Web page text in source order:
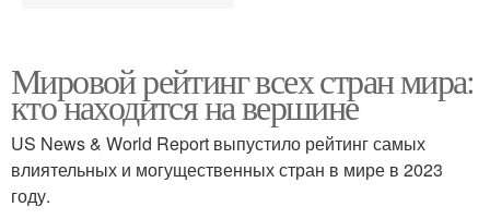
Мировой рейтинг всех стран мира:
кто находится на вершине
US News & World Report выпустило рейтинг самых
влиятельных и могущественных стран в мире в 2023
году.